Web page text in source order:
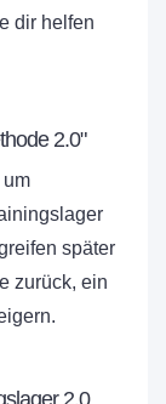
dir helfen
2.0"
um
später
zurück, ein
2.0